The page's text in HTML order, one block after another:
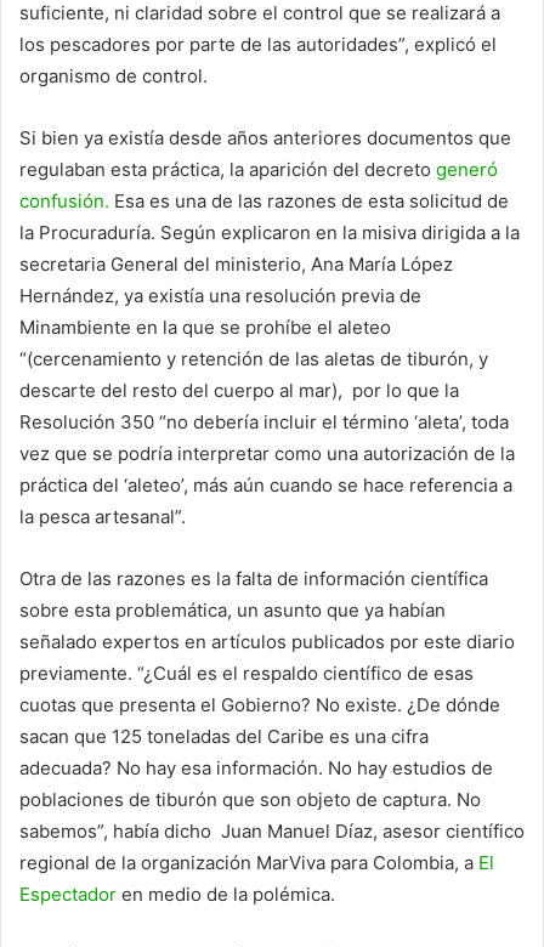
suficiente, ni claridad sobre el control que se realizará a
los pescadores por parte de las autoridades”, explicó el
organismo de control.
Si bien ya existía desde años anteriores documentos que
regulaban esta práctica, la aparición del decreto generó
confusión. Esa es una de las razones de esta solicitud de
la Procuraduría. Según explicaron en la misiva dirigida a la
secretaria General del ministerio, Ana María López
Hernández, ya existía una resolución previa de
Minambiente en la que se prohíbe el aleteo
“(cercenamiento y retención de las aletas de tiburón, y
descarte del resto del cuerpo al mar), por lo que la
Resolución 350 “no debería incluir el término ‘aleta’, toda
vez que se podría interpretar como una autorización de la
práctica del ‘aleteo’, más aún cuando se hace referencia a
la pesca artesanal”.
Otra de las razones es la falta de información científica
sobre esta problemática, un asunto que ya habían
señalado expertos en artículos publicados por este diario
previamente. “¿Cuál es el respaldo científico de esas
cuotas que presenta el Gobierno? No existe. ¿De dónde
sacan que 125 toneladas del Caribe es una cifra
adecuada? No hay esa información. No hay estudios de
poblaciones de tiburón que son objeto de captura. No
sabemos”, había dicho Juan Manuel Díaz, asesor científico
regional de la organización MarViva para Colombia, a El
Espectador en medio de la polémica.